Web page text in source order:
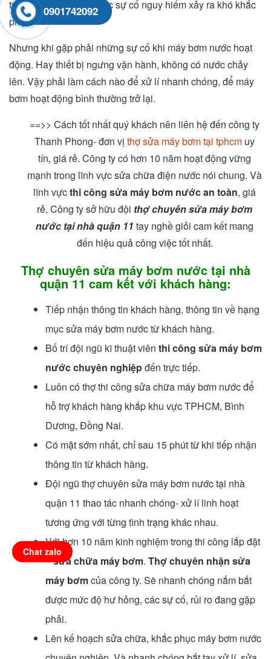
trạng hư hỏng nặng, các sự cố nguy hiểm xảy ra khó khắc
phục.
Nhưng khi gặp phải những sự cố khi máy bơm nước hoạt
động. Hay thiết bị ngưng vận hành, không có nước chảy
lên. Vậy phải làm cách nào để xử lí nhanh chóng, để máy
bơm hoạt động bình thường trở lại.
==>> Cách tốt nhất quý khách nên liên hệ đến công ty
Thanh Phong- đơn vị thợ sửa máy bơm tại tphcm uy
tín, giá rẻ. Công ty có hơn 10 năm hoạt động vững
mạnh trong lĩnh vực sửa chữa điện nước nói chung. Và
lĩnh vựcthi công sửa máy bơm nước an toàn, giá
rẻ. Công ty sở hữu đội thợ chuyên sửa máy bơm
nước tại nhà quận 11 tay nghề giỏi cam kết mang
đến hiệu quả công việc tốt nhất.
Thợ chuyên sửa máy bơm nước tại nhà
quận 11 cam kết với khách hàng:
Tiếp nhận thông tin khách hàng, thông tin về hạng
mục sửa máy bơm nước từ khách hàng.
Bố trí đội ngũ kĩ thuật viên thi công sửa máy bơm
nước chuyên nghiệpđến trực tiếp.
Luôn có thợ thi công sửa chữa máy bơm nước để
hỗ trợ khách hàng khắp khu vực TPHCM, Bình
Dương, Đồng Nai.
Có mặt sớm nhất, chỉ sau 15 phút từ khi tiếp nhận
thông tin từ khách hàng.
Đội ngũ thợ chuyên sửa máy bơm nước tại nhà
quận 11 thao tác nhanh chóng- xử lí linh hoạt
tương ứng với từng tình trạng khác nhau.
Với hơn 10 năm kinh nghiệm trong thi công lắp đặt
–sửa chữa máy bơm. Thợ chuyên nhận sửa
máy bơmcủa công ty. Sẽ nhanh chóng nắm bắt
được mức độ hư hỏng, các sự cố, rủi ro đang gặp
phải.
Lên kế hoạch sửa chữa, khắc phục máy bơm nước
Chat zalo
0901742092